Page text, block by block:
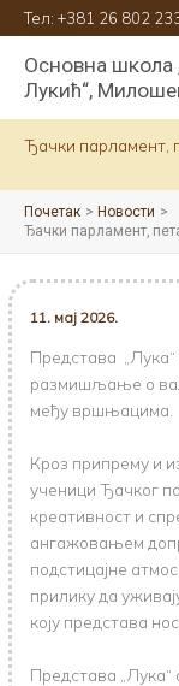
Пређи
на
садржај
Тел: +381 26 802
Основна
Лукић“,
Ђачки парламент,
Почетак
Новости
Ђачки парламент,
11. мај 2026.
Представа
размишљање о
међу вршњацима.
Кроз припрему и
ученици Ђачког
креативност и
ангажовањем
подстицајне
прилику да
коју представа
Представа „Лука“